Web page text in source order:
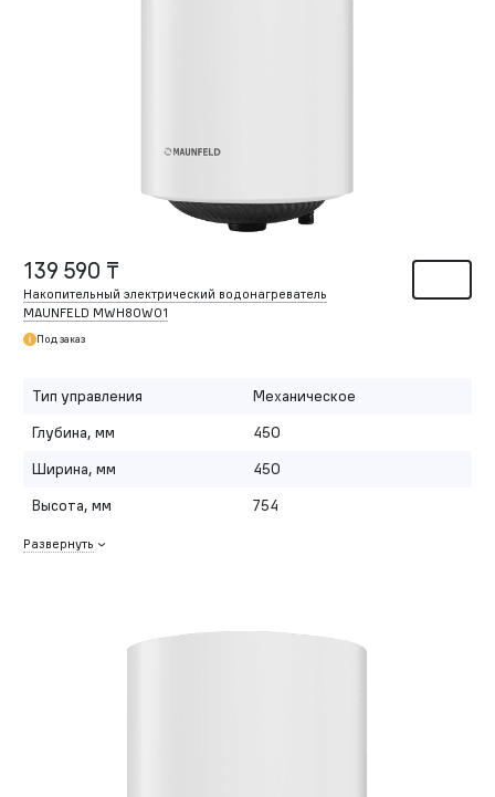
139 590 ₸
Накопительный электрический водонагреватель
MAUNFELD MWH80W01
Под заказ
Тип управления
Механическое
Глубина, мм
450
Ширина, мм
450
Высота, мм
754
Развернуть